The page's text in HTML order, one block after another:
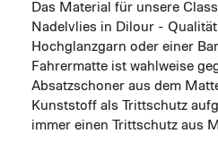
Das Material für unsere
Nadelvlies in Dilour -
Hochglanzgarn oder einer
Fahrermatte ist wahlweise
Absatzschoner aus dem
Kunststoff als Trittschutz
immer einen Trittschutz aus